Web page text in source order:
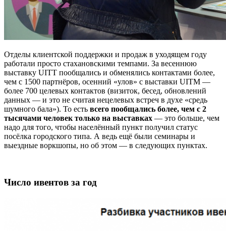
Отделы клиентской поддержки и продаж в уходящем году
работали просто стахановскими темпами. За весеннюю
выставку UITT пообщались и обменялись контактами более,
чем с 1500 партнёров, осенний «улов» с выставки UITM —
более 700 целевых контактов (визиток, бесед, обновлений
данных — и это не считая нецелевых встреч в духе «средь
шумного бала»). То есть всего пообщались более, чем с 2
тысячами человек только на выставках — это больше, чем
надо для того, чтобы населённый пункт получил статус
посёлка городского типа. А ведь ещё были семинары и
выездные воркшопы, но об этом — в следующих пунктах.
Число ивентов за год